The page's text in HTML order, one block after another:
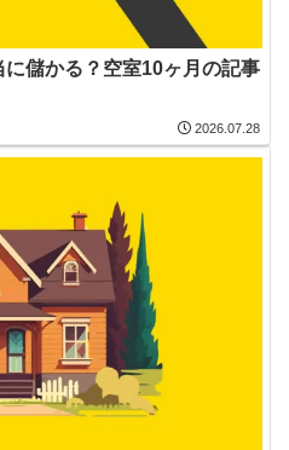
儲かる？空室10ヶ月の記事
2026.07.28